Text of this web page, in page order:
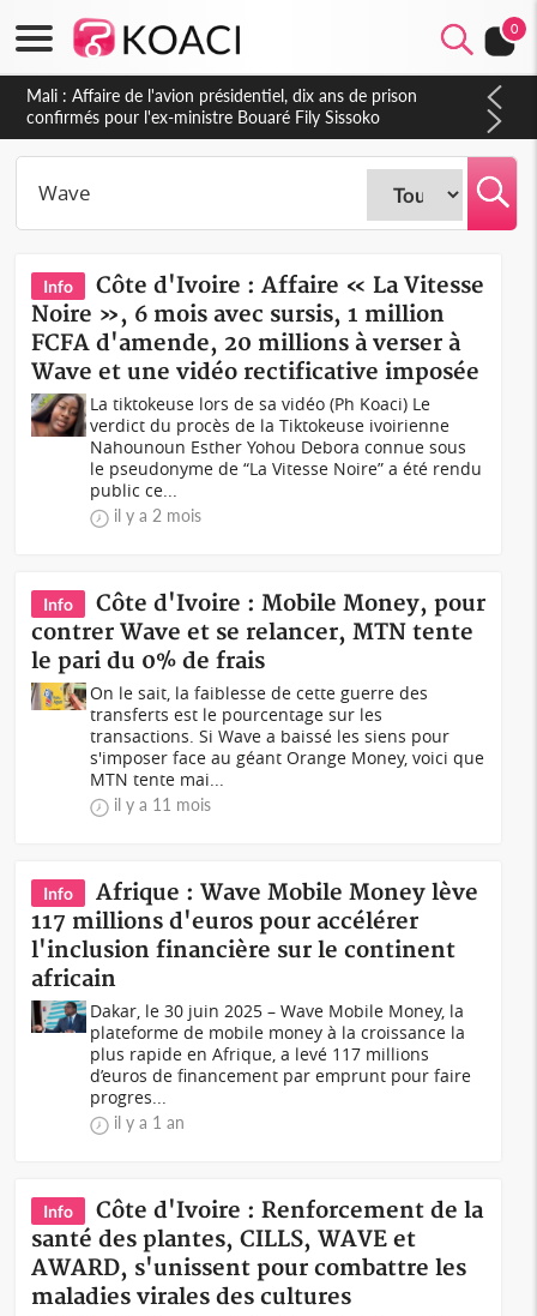
0
Mali : Affaire de l'avion présidentiel, dix ans de prison
confirmés pour l'ex-ministre Bouaré Fily Sissoko
Info
Côte d'Ivoire : Affaire « La Vitesse
Noire », 6 mois avec sursis, 1 million
FCFA d'amende, 20 millions à verser à
Wave et une vidéo rectificative imposée
La tiktokeuse lors de sa vidéo (Ph Koaci) Le
verdict du procès de la Tiktokeuse ivoirienne
Nahounoun Esther Yohou Debora connue sous
le pseudonyme de “La Vitesse Noire” a été rendu
public ce...
il y a 2 mois
Info
Côte d'Ivoire : Mobile Money, pour
contrer Wave et se relancer, MTN tente
le pari du 0% de frais
On le sait, la faiblesse de cette guerre des
transferts est le pourcentage sur les
transactions. Si Wave a baissé les siens pour
s'imposer face au géant Orange Money, voici que
MTN tente mai...
il y a 11 mois
Info
Afrique : Wave Mobile Money lève
117 millions d'euros pour accélérer
l'inclusion financière sur le continent
africain
Dakar, le 30 juin 2025 – Wave Mobile Money, la
plateforme de mobile money à la croissance la
plus rapide en Afrique, a levé 117 millions
d’euros de financement par emprunt pour faire
progres...
il y a 1 an
Info
Côte d'Ivoire : Renforcement de la
santé des plantes, CILLS, WAVE et
AWARD, s'unissent pour combattre les
maladies virales des cultures